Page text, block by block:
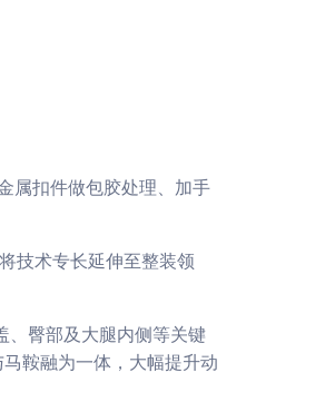
属扣件做包胶处理、加手
技术专长延伸至整装领
、臀部及大腿内侧等关键
鞍融为一体，大幅提升动